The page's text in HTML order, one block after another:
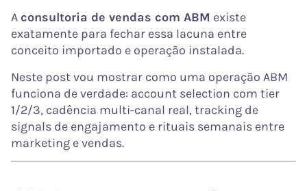
Aconsultoria de vendas com ABM existe
exatamente para fechar essa lacuna entre
conceito importado e operação instalada.
Neste post vou mostrar como uma operação ABM
funciona de verdade: account selection com tier
1/2/3, cadência multi-canal real, tracking de
signals de engajamento e rituais semanais entre
marketing e vendas.